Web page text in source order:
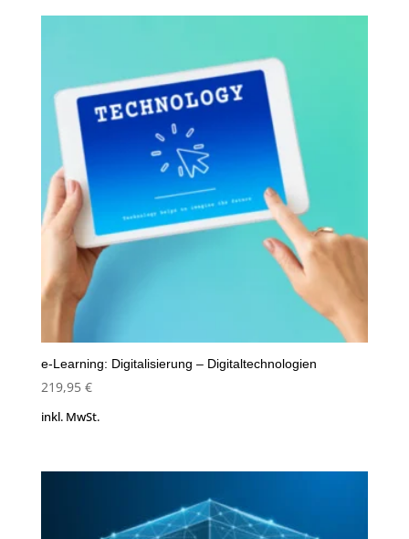
e-Learning: Digitalisierung – Digitaltechnologien
219,95 €
inkl. MwSt.